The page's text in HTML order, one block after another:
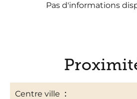
Pas d'informations
Centre ville